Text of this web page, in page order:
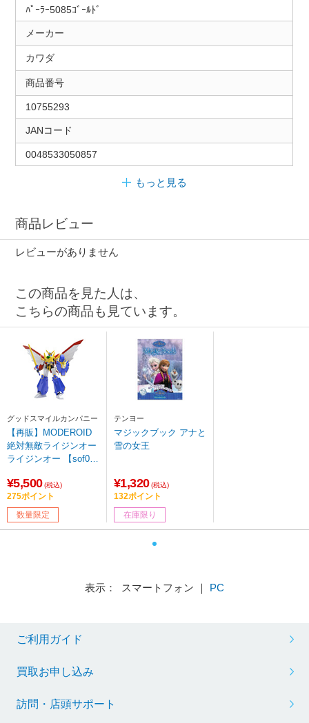
ﾊﾟｰﾗｰ5085ｺﾞｰﾙﾄﾞ
メーカー
カワダ
商品番号
10755293
JANコード
0048533050857
もっと見る
商品レビュー
レビューがありません
この商品を見た人は、
こちらの商品も見ています。
グッドスマイルカンパニー
【再販】MODEROID
絶対無敵ライジンオー
ライジンオー 【sof00
¥5,500 (税込)
275ポイント
数量限定
テンヨー
マジックブック アナと
雪の女王
¥1,320 (税込)
132ポイント
在庫限り
表示： スマートフォン ｜ PC
ご利用ガイド
買取お申し込み
訪問・店頭サポート